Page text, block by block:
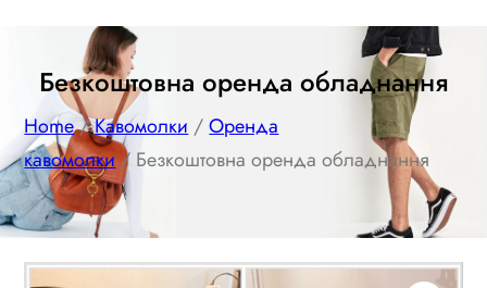
Безкоштовна оренда обладнання
Home/Кавомолки /Оренда
кавомолки/ Безкоштовна оренда обладнання